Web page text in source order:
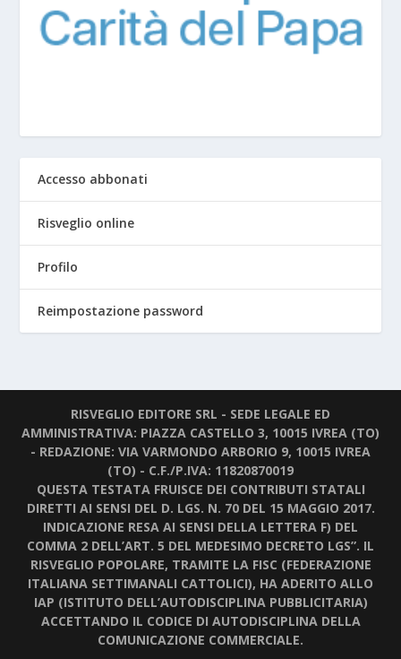
Accesso abbonati
Risveglio online
Profilo
Reimpostazione password
RISVEGLIO EDITORE SRL - SEDE LEGALE ED
AMMINISTRATIVA: PIAZZA CASTELLO 3, 10015 IVREA (TO)
- REDAZIONE: VIA VARMONDO ARBORIO 9, 10015 IVREA
(TO) - C.F./P.IVA: 11820870019
QUESTA TESTATA FRUISCE DEI CONTRIBUTI STATALI
DIRETTI AI SENSI DEL D. LGS. N. 70 DEL 15 MAGGIO 2017.
INDICAZIONE RESA AI SENSI DELLA LETTERA F) DEL
COMMA 2 DELL’ART. 5 DEL MEDESIMO DECRETO LGS”. IL
RISVEGLIO POPOLARE, TRAMITE LA FISC (FEDERAZIONE
ITALIANA SETTIMANALI CATTOLICI), HA ADERITO ALLO
IAP (ISTITUTO DELL’AUTODISCIPLINA PUBBLICITARIA)
ACCETTANDO IL CODICE DI AUTODISCIPLINA DELLA
COMUNICAZIONE COMMERCIALE.